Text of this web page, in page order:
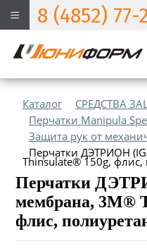
8 (4852) 77-
Каталог
СРЕДСТВА
Перчатки Manipula
Защита рук от
Перчатки ДЭТРИОН
Thinsulate® 150g, флис,
Перчатки
мембрана, 3M®
флис,